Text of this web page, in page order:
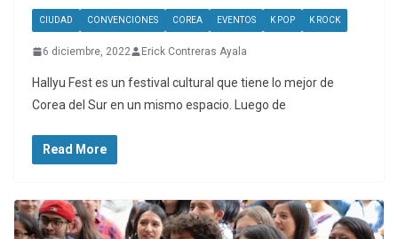
CIUDAD CONVENCIONES COREA EVENTOS K POP K ROCK
6 diciembre, 2022 Erick Contreras Ayala
Hallyu Fest es un festival cultural que tiene lo mejor de
Corea del Sur en un mismo espacio. Luego de
Read More